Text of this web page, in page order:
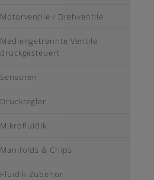
Motorventile / Drehventile
Mediengetrennte Ventile
druckgesteuert
Sensoren
Druckregler
Mikrofluidik
Manifolds & Chips
Fluidik-Zubehör